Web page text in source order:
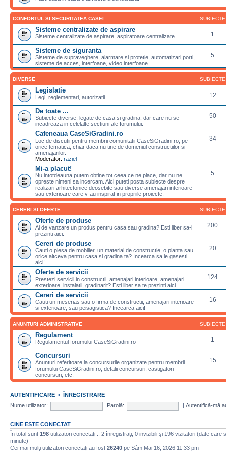
CONFORTUL SI SECURITATEA CASEI SUBIECTE
Sisteme centralizate de aspirare
Sisteme centralizate de aspirare, aspiratoare centralizate 1
Sisteme de siguranta
Sisteme de supraveghere, alarmare si protetie, automatizari porti,
sisteme de acces, interfoane, video interfoane
5
DIVERSE SUBIECTE
Legislatie
Legi, reglementari, autorizatii 12
De toate ...
Subiecte diverse, legate de casa si gradina, dar care nu se
incadreaza in celelalte sectiuni ale forumului.
50
Cafeneaua CaseSiGradini.ro
Loc de discutii pentru membrii comunitatii CaseSiGradini.ro, pe
orice tematica, chiar daca nu tine de domeniul constructiilor si
amenajarilor.
Moderator: raziel
34
Mi-a placut!
Nu intotdeauna putem obtine tot ceea ce ne place, dar nu ne
opreste nimeni sa incercam. Aici puteti posta subiecte despre
realizari arhitectonice deosebite sau diverse amenajari interioare
sau exterioare care v-au inspirat in propriile proiecte.
5
CERERI SI OFERTE SUBIECTE
Oferte de produse
Ai de vanzare un produs pentru casa sau gradina? Esti liber sa-l
prezinti aici.
200
Cereri de produse
Cauti o piesa de mobilier, un material de constructie, o planta sau
orice altceva pentru casa si gradina ta? Incearca sa le gasesti
aici!
20
Oferte de servicii
Prestezi servicii in constructii, amenajari interioare, amenajari
exterioare, instalatii, gradinarit? Esti liber sa te prezinti aici.
124
Cereri de servicii
Cauti un meserias sau o firma de constructii, amenajari interioare
si exterioare, sau peisagistica? Incearca aici!
16
ANUNTURI ADMINISTRATIVE SUBIECTE
Regulament
Regulamentul forumului CaseSiGradini.ro 1
Concursuri
Anunturi referitoare la concursurile organizate pentru membrii
forumului CaseSiGradini.ro, detalii concursuri, castigatori
concursuri, etc.
15
AUTENTIFICARE • ÎNREGISTRARE
Nume utilizator:
Parolă: Autentifică-mă
CINE ESTE CONECTAT
În total sunt 198 utilizatori conectaţi :: 2 înregistraţi, 0 invizibili şi 196 vizitatori (date care
minute)
Cei mai mulţi utilizatori conectaţi au fost 26240 pe Sâm Mai 16, 2026 11:33 pm